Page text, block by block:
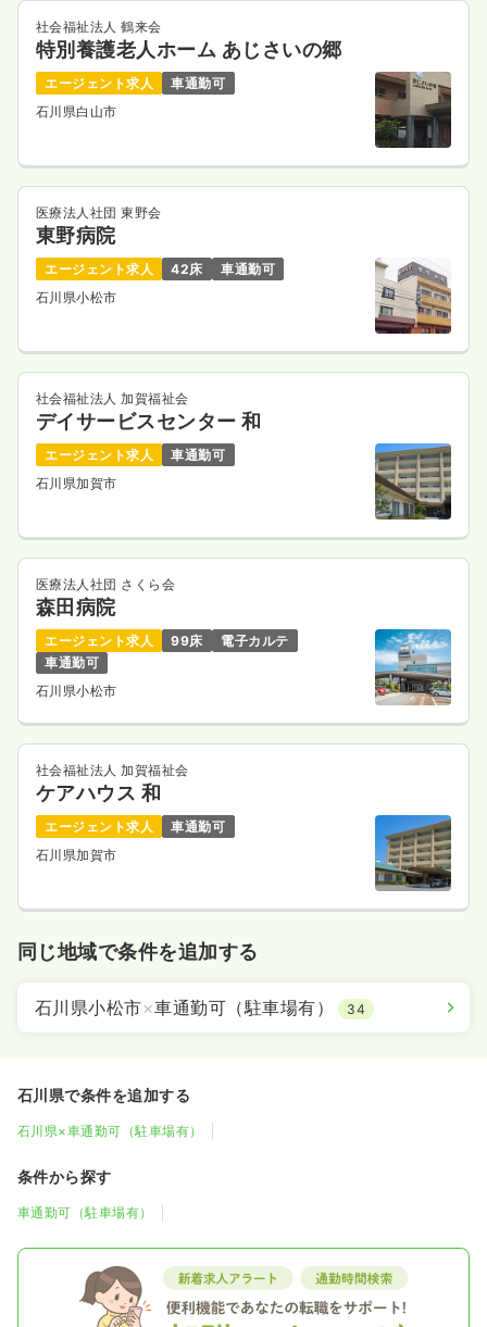
社会福祉法人 鶴来会
特別養護老人ホーム あじさいの郷
エージェント求人
車通勤可
石川県白山市
医療法人社団 東野会
東野病院
エージェント求人 42床
車通勤可
石川県小松市
社会福祉法人 加賀福祉会
デイサービスセンター 和
エージェント求人
車通勤可
石川県加賀市
医療法人社団 さくら会
森田病院
エージェント求人 99床
電子カルテ
車通勤可
石川県小松市
社会福祉法人 加賀福祉会
ケアハウス 和
エージェント求人
車通勤可
石川県加賀市
同じ地域で条件を追加する
石川県小松市×車通勤可（駐車場有） 34
石川県で条件を追加する
石川県×車通勤可（駐車場有）
条件から探す
車通勤可（駐車場有）